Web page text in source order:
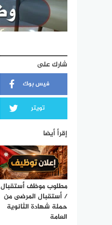
شارك على
فيس بوك
تويتر
إقرأ أيضا
مطلوب موظف أستقبال
/ أستقبال المرضى من
حملة شهادة الثانوية
العامة